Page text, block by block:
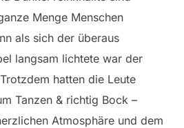
Menge Menschen
als sich der überaus
langsam lichtete war der
Trotzdem hatten die Leute
Tanzen & richtig Bock –
Atmosphäre und dem